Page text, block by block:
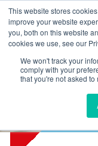
This website stores
improve your website
you, both on this website
cookies we use, see our
We won't track your
comply with your
that you're not asked
L T M P